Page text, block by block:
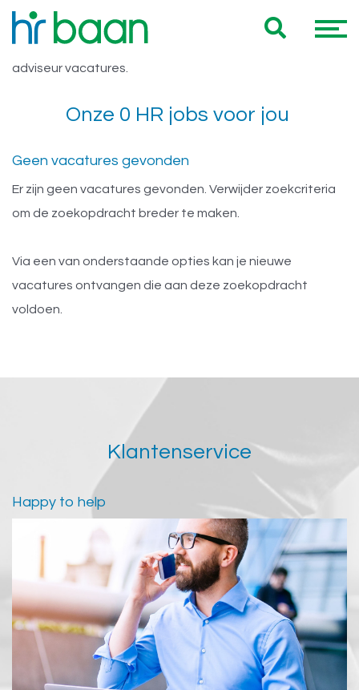
Vacatures Vast HBO HR adviseur
Hieronder vind je een overzicht van al onze Vast HBO HR
adviseur vacatures.
Onze 0 HR jobs voor jou
Geen vacatures gevonden
Er zijn geen vacatures gevonden. Verwijder zoekcriteria
om de zoekopdracht breder te maken.
Via een van onderstaande opties kan je nieuwe
vacatures ontvangen die aan deze zoekopdracht
voldoen.
Klantenservice
Happy to help